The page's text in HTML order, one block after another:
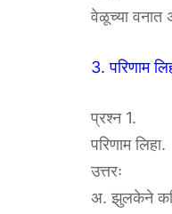
वेळूच्या
3. परिणाम
प्रश्न 1.
परिणाम लिहा.
उत्तरः
अ. झुलकेने